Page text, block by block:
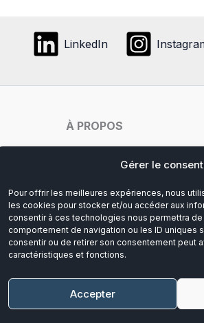
Gérer le
Pour offrir les meilleures expériences, nous
les cookies pour stocker et/ou accéder aux
consentir à ces technologies nous permettra
comportement de navigation ou les ID uniques
consentir ou de retirer son consentement peut
caractéristiques et fonctions.
Accepter
LinkedIn
À PROPOS
Notre histoire
Du lundi au vendredi
8h00-12h30 et 13h30-
Téléphone :
Mail :contact@callens-